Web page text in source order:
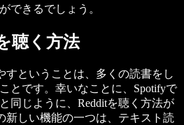
できるでしょう。
聴く方法
すということは、多くの読書をし
とです。幸いなことに、Spotifyで
同じように、Redditを聴く方法が
新しい機能の一つは、テキスト読